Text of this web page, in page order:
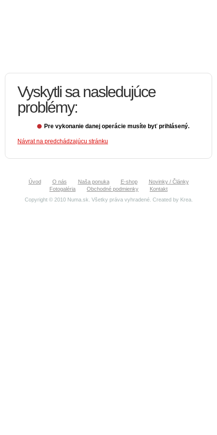
Vyskytli sa nasledujúce
problémy:
Pre vykonanie danej operácie musíte byť prihlásený.
Návrat na predchádzajúcu stránku
Úvod O nás Naša ponuka E-shop
Novinky / Články
Fotogaléria
Obchodné podmienky
Kontakt
Copyright © 2010 Numa.sk. Všetky práva vyhradené. Created by Krea.